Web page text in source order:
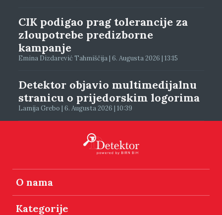
CIK podigao prag tolerancije za
zloupotrebe predizborne
kampanje
Emina Dizdarević Tahmiščija | 6. Augusta 2026 | 13:15
Detektor objavio multimedijalnu
stranicu o prijedorskim logorima
Lamija Grebo | 6. Augusta 2026 | 10:39
O nama
Kategorije